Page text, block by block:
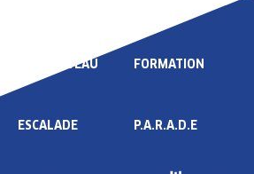
HAUT NIVEAU
ESCALADE
FORMATION
P.A.R.A.D.E